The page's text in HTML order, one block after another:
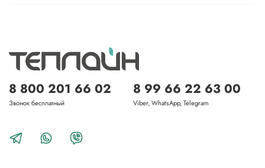
8 800 201 66 02
Звонок бесплатный
8 99 66 22 63 00
Viber, WhatsApp, Telegram